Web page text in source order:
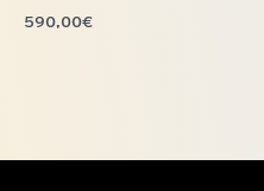
590,00€
page